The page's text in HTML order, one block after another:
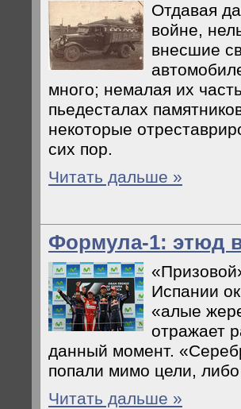
Отдавая
войне,
внесшие
много; немалая их
пьедесталах
некоторые
сих пор.
Читать дальше »
Формула-1: этюд
Испании
«алые
отражает
данный момент.
попали мимо цели,
Читать дальше »